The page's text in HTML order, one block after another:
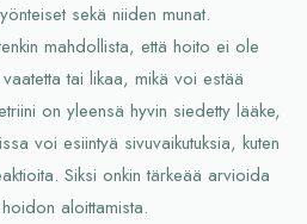
sekä niiden munat.
mahdollista, että hoito ei ole
tai likaa, mikä voi estää
on yleensä hyvin siedetty lääke,
voi esiintyä sivuvaikutuksia, kuten
Siksi onkin tärkeää arvioida
aloittamista.